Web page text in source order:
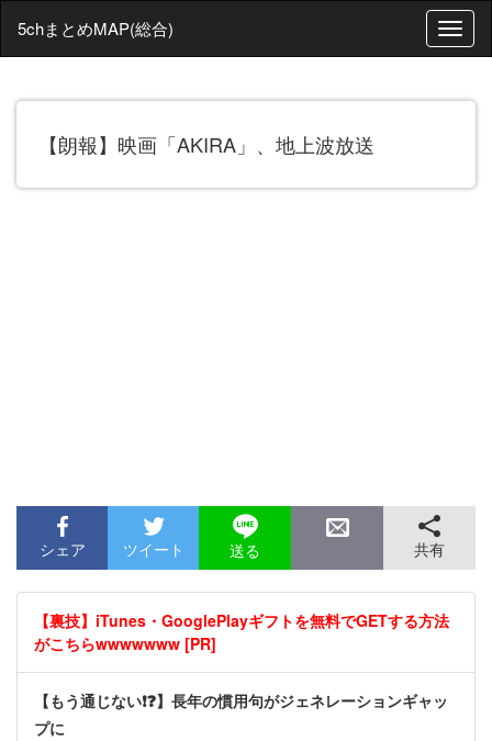
T
o
g
a
5chまとめMAP(総合)
【朗報】映画「AKIRA」、地上波放送
シェア ツイート 送る 共有
【裏技】iTunes・GooglePlayギフトを無料でGETする方法
がこちらwwwwwww [PR]
【もう通じない❗❓】長年の慣用句がジェネレーションギャッ
プに